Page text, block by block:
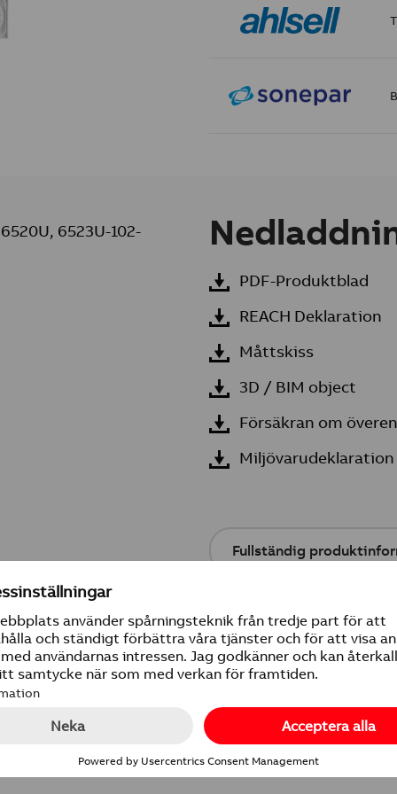
6523U-102-
PDF-Produktblad
REACH Deklaration
Måttskiss
3D / BIM object
Försäkran om
Miljövarudeklaration
Fullständig